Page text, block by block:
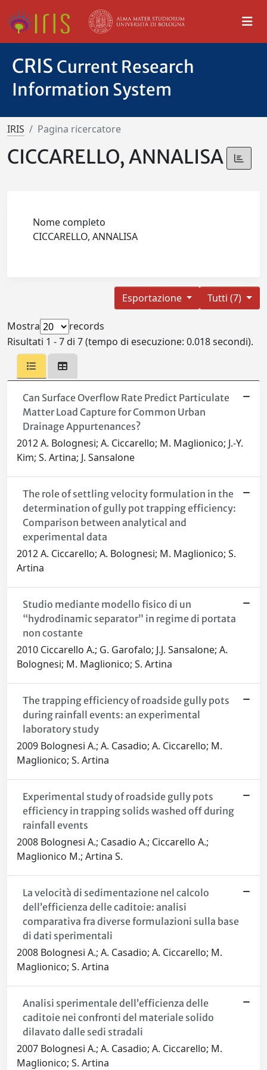
CRIS Current Research
Information System
IRIS Pagina ricercatore
CICCARELLO, ANNALISA
Nome completo
CICCARELLO, ANNALISA
Tutti (7)
Esportazione
Mostra
records
Risultati 1 - 7 di 7 (tempo di esecuzione: 0.018 secondi).
Can Surface Overflow Rate Predict Particulate
Matter Load Capture for Common Urban
Drainage Appurtenances?
2012 A. Bolognesi; A. Ciccarello; M. Maglionico; J.-Y.
Kim; S. Artina; J. Sansalone
The role of settling velocity formulation in the
determination of gully pot trapping efficiency:
Comparison between analytical and
experimental data
2012 A. Ciccarello; A. Bolognesi; M. Maglionico; S.
Artina
Studio mediante modello fisico di un
“hydrodinamic separator” in regime di portata
non costante
2010 Ciccarello A.; G. Garofalo; J.J. Sansalone; A.
Bolognesi; M. Maglionico; S. Artina
The trapping efficiency of roadside gully pots
during rainfall events: an experimental
laboratory study
2009 Bolognesi A.; A. Casadio; A. Ciccarello; M.
Maglionico; S. Artina
Experimental study of roadside gully pots
efficiency in trapping solids washed off during
rainfall events
2008 Bolognesi A.; Casadio A.; Ciccarello A.;
Maglionico M.; Artina S.
La velocità di sedimentazione nel calcolo
dell’efficienza delle caditoie: analisi
comparativa fra diverse formulazioni sulla base
di dati sperimentali
2008 Bolognesi A.; A. Casadio; A. Ciccarello; M.
Maglionico; S. Artina
Analisi sperimentale dell’efficienza delle
caditoie nei confronti del materiale solido
dilavato dalle sedi stradali
2007 Bolognesi A.; A. Casadio; A. Ciccarello; M.
Maglionico; S. Artina